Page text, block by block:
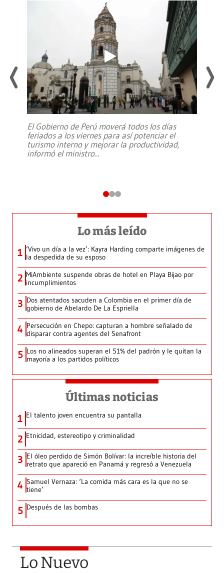
El Gobierno de Perú moverá todos los días
feriados a los viernes para así potenciar el
turismo interno y mejorar la productividad,
informó el ministro...
Lo más leído
1 ‘Vivo un día a la vez’: Kayra Harding comparte imágenes de
la despedida de su esposo
2 MiAmbiente suspende obras de hotel en Playa Bijao por
incumplimientos
3 Dos atentados sacuden a Colombia en el primer día de
gobierno de Abelardo De La Espriella
4 Persecución en Chepo: capturan a hombre señalado de
disparar contra agentes del Senafront
5 Los no alineados superan el 51% del padrón y le quitan la
mayoría a los partidos políticos
Últimas noticias
1 El talento joven encuentra su pantalla​
2 Etnicidad, estereotipo y criminalidad
3 El óleo perdido de Simón Bolívar: la increíble historia del
retrato que apareció en Panamá y regresó a Venezuela
4 Samuel Vernaza: ‘La comida más cara es la que no se
tiene’
5 Después de las bombas
Lo Nuevo